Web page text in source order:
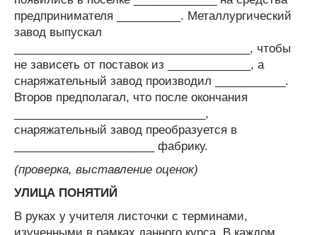
предпринимателя __________. Металлургический
завод выпускал
_____________________________________, чтобы
не зависеть от поставок из _____________, а
снаряжательный завод производил ___________.
Второв предполагал, что после окончания
______________________________,
снаряжательный завод преобразуется в
______________________ фабрику.
(проверка, выставление оценок)
УЛИЦА ПОНЯТИЙ
В руках у учителя листочки с терминами,
изученными в рамках данного курса. В каждом